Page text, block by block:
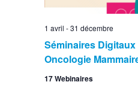
Séminaires
Oncologie
1 avril -31 décembre
17 Webinaires